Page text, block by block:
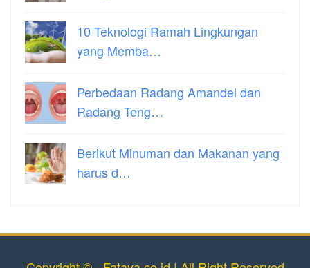
10 Teknologi Ramah Lingkungan
yang Memba…
Perbedaan Radang Amandel dan
Radang Teng…
Berikut Minuman dan Makanan yang
harus d…